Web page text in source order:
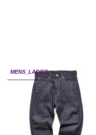
MENS_LADIES